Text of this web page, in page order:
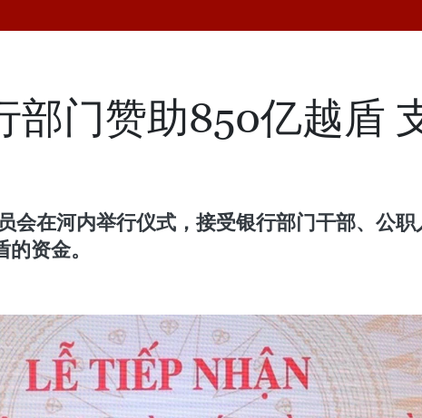
部门赞助850亿越盾
会在河内举行仪式，接受银行部门干部、公
资金。